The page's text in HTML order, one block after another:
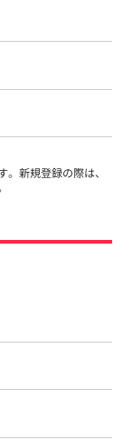
新規登録の際は、